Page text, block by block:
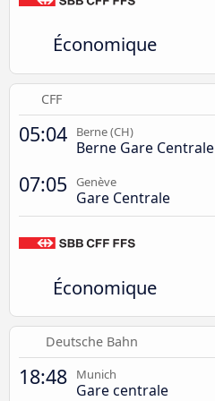
Économique
CFF
05:04 Berne (CH)
Berne Gare Centrale
07:05 Genève
Gare Centrale
Économique
Deutsche Bahn
18:48 Munich
Gare centrale